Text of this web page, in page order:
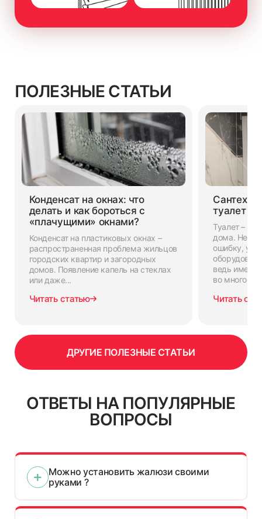
ПОЛЕЗНЫЕ СТАТЬИ
Конденсат на окнах: что
делать и как бороться с
«плачущими» окнами?
Конденсат на пластиковых окнах –
распространенная проблема жильцов
городских квартир и загородных
домов. Появление капель на стеклах
или даже...
Читать статью
туалет
Туалет –
дома.
ошибку,
ведь
во многом
Читать
ДРУГИЕ ПОЛЕЗНЫЕ СТАТЬИ
ОТВЕТЫ НА ПОПУЛЯРНЫЕ
ВОПРОСЫ
Можно установить жалюзи своими
руками ?